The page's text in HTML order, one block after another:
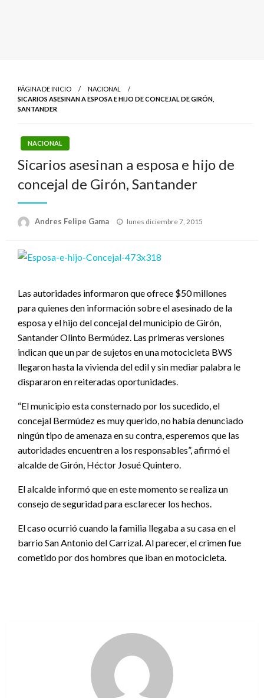
PÁGINA DE INICIO
NACIONAL
SICARIOS ASESINAN A ESPOSA E HIJO DE CONCEJAL DE GIRÓN,
SANTANDER
NACIONAL
Sicarios asesinan a esposa e hijo de
concejal de Girón, Santander
Andres Felipe Gama
Publicado
lunes diciembre 7, 2015
Las autoridades informaron que ofrece $50 millones
para quienes den información sobre el asesinado de la
esposa y el hijo del concejal del municipio de Girón,
Santander Olinto Bermúdez. Las primeras versiones
indican que un par de sujetos en una motocicleta BWS
llegaron hasta la vivienda del edil y sin mediar palabra le
dispararon en reiteradas oportunidades.
“El municipio esta consternado por los sucedido, el
concejal Bermúdez es muy querido, no había denunciado
ningún tipo de amenaza en su contra, esperemos que las
autoridades encuentren a los responsables”, afirmó el
alcalde de Girón, Héctor Josué Quintero.
El alcalde informó que en este momento se realiza un
consejo de seguridad para esclarecer los hechos.
El caso ocurrió cuando la familia llegaba a su casa en el
barrio San Antonio del Carrizal. Al parecer, el crimen fue
cometido por dos hombres que iban en motocicleta.